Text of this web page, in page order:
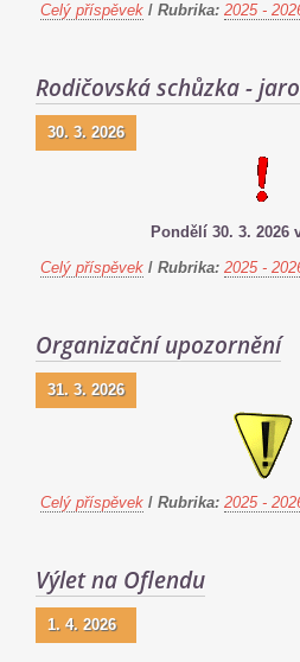
Celý příspěvek / Rubrika: 2025 -
Rodičovská schůzka -
30. 3. 2026
Pondělí 30. 3. 2026
Celý příspěvek / Rubrika: 2025 -
Organizační upozornění
31. 3. 2026
Celý příspěvek / Rubrika: 2025 -
Výlet na Oflendu
1. 4. 2026